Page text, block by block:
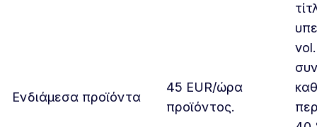
Ενδιάμεσα προϊόντα
45 EUR/ώρα
προϊόντος.